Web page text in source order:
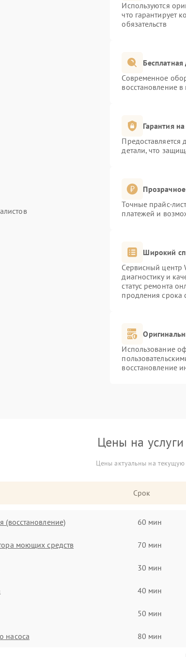
Используются
что гарантирует
обязательств
Современное
восстановление
Гарантия
детали, что
Точные прайс-
платежей и
Широкий
Сервисный центр
диагностику и
статус ремонта
продления срока
Использование
восстановление
Цены на
Цены актуальны на текущую
Срок
(восстановление) 60 мин
моющих средств 70 мин
30 мин
40 мин
50 мин
насоса 80 мин